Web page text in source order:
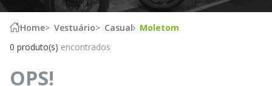
Home Vestuário Casual
Moletom
0 produto(s) encontrados
OPS!